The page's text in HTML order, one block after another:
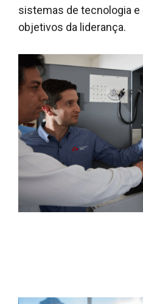
sistemas de tecnologia
objetivos da liderança.